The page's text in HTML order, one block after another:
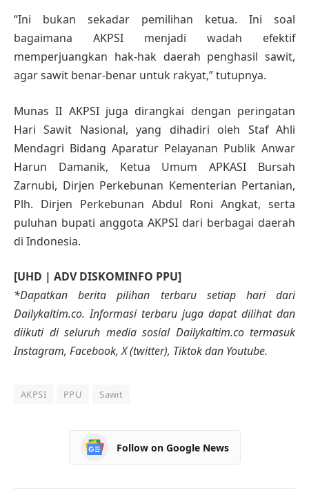
“Ini bukan sekadar pemilihan ketua. Ini soal
bagaimana AKPSI menjadi wadah efektif
memperjuangkan hak-hak daerah penghasil sawit,
agar sawit benar-benar untuk rakyat,” tutupnya.
Munas II AKPSI juga dirangkai dengan peringatan
Hari Sawit Nasional, yang dihadiri oleh Staf Ahli
Mendagri Bidang Aparatur Pelayanan Publik Anwar
Harun Damanik, Ketua Umum APKASI Bursah
Zarnubi, Dirjen Perkebunan Kementerian Pertanian,
Plh. Dirjen Perkebunan Abdul Roni Angkat, serta
puluhan bupati anggota AKPSI dari berbagai daerah
di Indonesia.
[UHD | ADV DISKOMINFO PPU]
*Dapatkan berita pilihan terbaru setiap hari dari
Dailykaltim.co. Informasi terbaru juga dapat dilihat dan
diikuti di seluruh media sosial Dailykaltim.co termasuk
Instagram, Facebook, X (twitter), Tiktok dan Youtube.
AKPSI PPU Sawit
Follow on Google News